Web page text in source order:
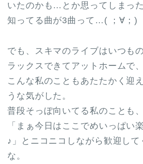
いたのかも…とか思ってしまった
知ってる曲が3曲って…( ；∀；)
でも、スキマのライブはいつも
ラックスできてアットホームで、
こんな私のこともあたたかく迎
うな気がした。
普段そっぽ向いてる私のことも、
「まぁ今日はここでめいっぱい
♪」とニコニコしながら歓迎して
な。